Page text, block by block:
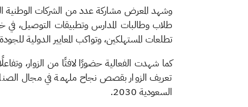
طلاب وطالبات المدارس وتطبيقات التوصيل،
تطلعات المستهلكين، وتواكب المعايير الدولية
كما شهدت الفعالية حضورًا لافتًا من الزوار،
تعريف الزوار بقصص نجاح ملهمة في مجال
السعودية 2030.